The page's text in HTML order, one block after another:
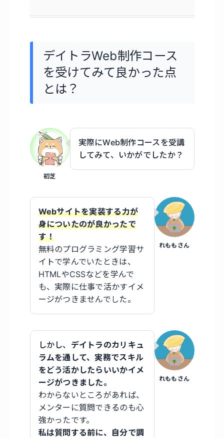
デイトラWeb制作コース
を受けてみて良かった点
とは？
初芝
実際にWeb制作コースを受講
してみて、いかがでしたか？
れももさん
Webサイトを実装する力が
身についたのが良かったで
す！
無料のプログラミング学習サ
イトで学んでいたときは、
HTMLやCSSなどを学んで
も、実際に仕事で活かすイメ
ージがつきませんでした。
れももさん
しかし、 デイトラのカリキュ
ラムを通して、実務でスキル
をどう活かしたらいいかイメ
ージがつきました。
わからないところがあれば、
メンターに質問できるのも心
強かったです。
私は質問する前に、自分で調